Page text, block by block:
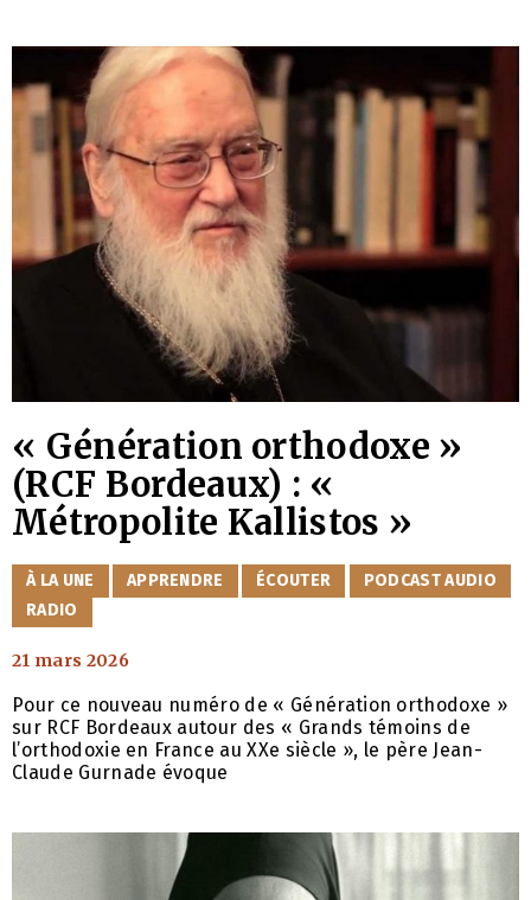
« Génération orthodoxe »
(RCF Bordeaux) : «
Métropolite Kallistos »
CATÉGORIES
À LA UNE APPRENDRE ÉCOUTER
PODCAST AUDIO
RADIO
21 mars 2026
Pour ce nouveau numéro de « Génération orthodoxe »
sur RCF Bordeaux autour des « Grands témoins de
l’orthodoxie en France au XXe siècle », le père Jean-
Claude Gurnade évoque